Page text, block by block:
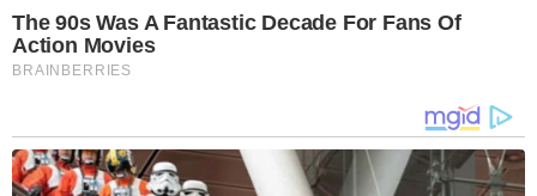
The 90s Was A Fantastic Decade For Fans Of
Action Movies
BRAINBERRIES